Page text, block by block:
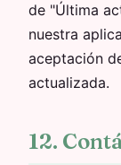
de "Última
nuestra
aceptación
actualizada.
12.